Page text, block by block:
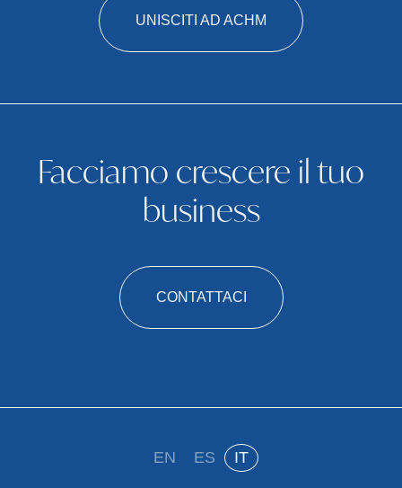
UNISCITI AD ACHM
Facciamo crescere il tuo
business
CONTATTACI
EN ES IT